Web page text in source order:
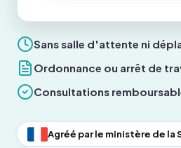
Sans salle d'attente ni
Ordonnance ou arrêt de
Consultations
Agréé par le ministère de la